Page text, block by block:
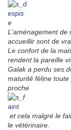
L'aménagement de
accueillir sont de
Le confort de la
rendent la pareille
Galak a perdu ses
maturité féline
proche
et cela malgré le
le vétérinaire.